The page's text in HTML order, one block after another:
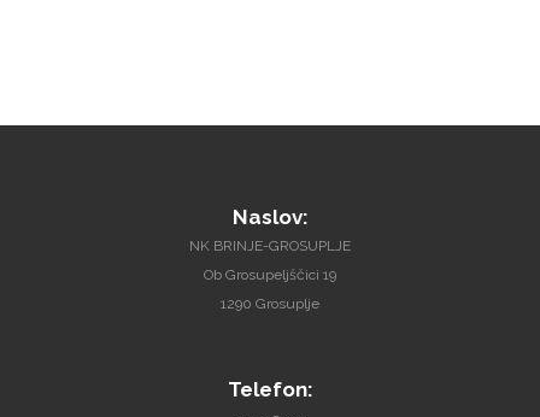
Naslov:
NK BRINJE-GROSUPLJE
Ob Grosupeljščici 19
1290 Grosuplje
Telefon: